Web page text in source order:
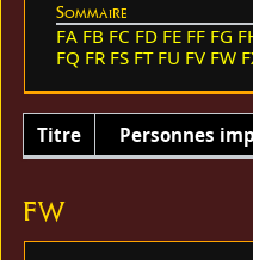
Sommaire
FA FB FC FD FE FF FG
FQ FR FS FT FU FV FW
Titre Personnes
FW